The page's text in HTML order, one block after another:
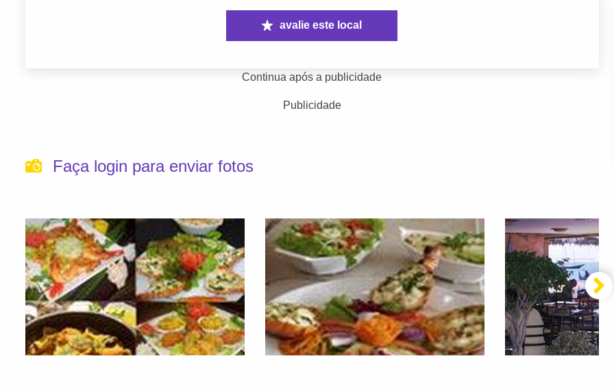
avalie este local
Continua após a publicidade
Publicidade
Faça login para enviar fotos